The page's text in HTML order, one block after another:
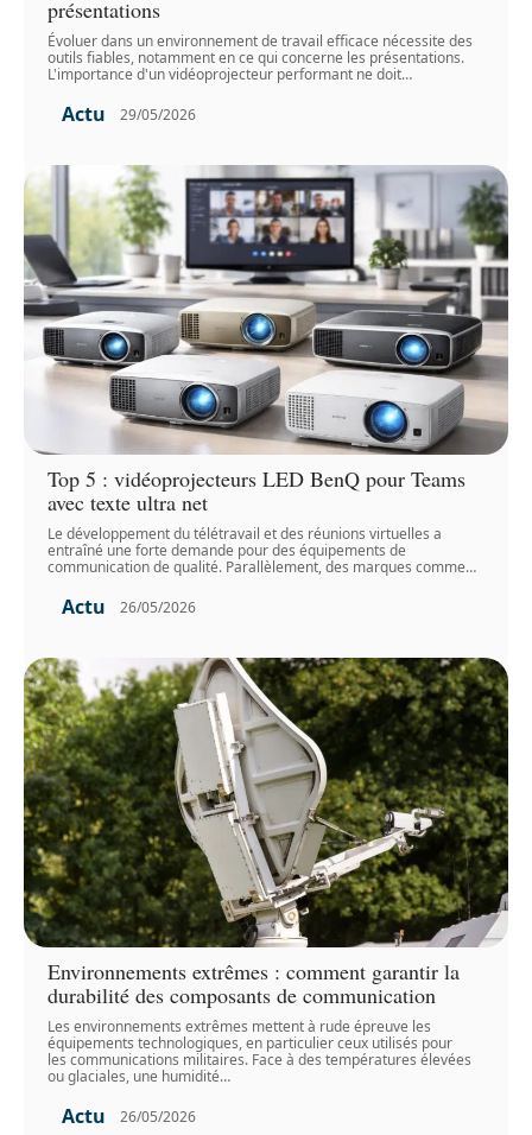
présentations
Évoluer dans un environnement de travail efficace nécessite des
outils fiables, notamment en ce qui concerne les présentations.
L'importance d'un vidéoprojecteur performant ne doit…
Actu 29/05/2026
Top 5 : vidéoprojecteurs LED BenQ pour Teams
avec texte ultra net
Le développement du télétravail et des réunions virtuelles a
entraîné une forte demande pour des équipements de
communication de qualité. Parallèlement, des marques comme…
Actu 26/05/2026
Environnements extrêmes : comment garantir la
durabilité des composants de communication
Les environnements extrêmes mettent à rude épreuve les
équipements technologiques, en particulier ceux utilisés pour
les communications militaires. Face à des températures élevées
ou glaciales, une humidité…
Actu 26/05/2026